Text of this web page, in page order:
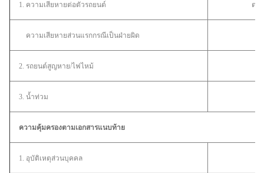
1. ความเสียหายต่อตัวรถยนต์ ต่อ
ความเสียหายส่วนแรกกรณีเป็นฝ่ายผิด
2. รถยนต์สูญหาย/ไฟไหม้
3. น้ำท่วม
ความคุ้มครองตามเอกสารแนบท้าย
1. อุบัติเหตุส่วนบุคคล